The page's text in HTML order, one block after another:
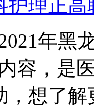
护理正
年黑
容，是
，想了解